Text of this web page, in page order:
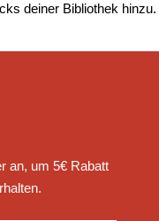
deiner Bibliothek hinzu.
an, um 5€ Rabatt